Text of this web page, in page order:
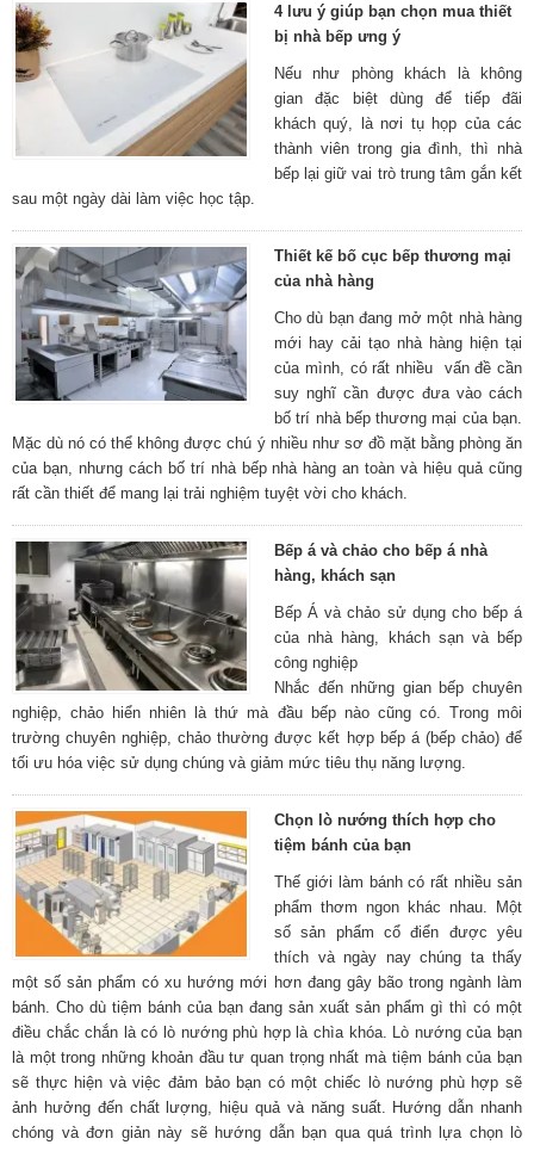
4 lưu ý giúp bạn chọn mua thiết
bị nhà bếp ưng ý
Nếu như phòng khách là không
gian đặc biệt dùng để tiếp đãi
khách quý, là nơi tụ họp của các
thành viên trong gia đình, thì nhà
bếp lại giữ vai trò trung tâm gắn kết
sau một ngày dài làm việc học tập.
Thiết kế bố cục bếp thương mại
của nhà hàng
Cho dù bạn đang mở một nhà hàng
mới hay cải tạo nhà hàng hiện tại
của mình, có rất nhiều vấn đề cần
suy nghĩ cần được đưa vào cách
bố trí nhà bếp thương mại của bạn.
Mặc dù nó có thể không được chú ý nhiều như sơ đồ mặt bằng phòng ăn
của bạn, nhưng cách bố trí nhà bếp nhà hàng an toàn và hiệu quả cũng
rất cần thiết để mang lại trải nghiệm tuyệt vời cho khách.
Bếp á và chảo cho bếp á nhà
hàng, khách sạn
Bếp Á và chảo sử dụng cho bếp á
của nhà hàng, khách sạn và bếp
công nghiệp
Nhắc đến những gian bếp chuyên
nghiệp, chảo hiển nhiên là thứ mà đầu bếp nào cũng có. Trong môi
trường chuyên nghiệp, chảo thường được kết hợp bếp á (bếp chảo) để
tối ưu hóa việc sử dụng chúng và giảm mức tiêu thụ năng lượng.
Chọn lò nướng thích hợp cho
tiệm bánh của bạn
Thế giới làm bánh có rất nhiều sản
phẩm thơm ngon khác nhau. Một
số sản phẩm cổ điển được yêu
thích và ngày nay chúng ta thấy
một số sản phẩm có xu hướng mới hơn đang gây bão trong ngành làm
bánh. Cho dù tiệm bánh của bạn đang sản xuất sản phẩm gì thì có một
điều chắc chắn là có lò nướng phù hợp là chìa khóa. Lò nướng của bạn
là một trong những khoản đầu tư quan trọng nhất mà tiệm bánh của bạn
sẽ thực hiện và việc đảm bảo bạn có một chiếc lò nướng phù hợp sẽ
ảnh hưởng đến chất lượng, hiệu quả và năng suất. Hướng dẫn nhanh
chóng và đơn giản này sẽ hướng dẫn bạn qua quá trình lựa chọn lò